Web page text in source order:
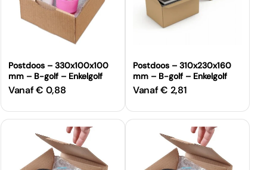
Postdoos – 330x100x100
mm – B-golf – Enkelgolf
Normale
Vanaf € 0,88
Postdoos – 310x230x160
mm – B-golf – Enkelgolf
Normale
Vanaf € 2,81